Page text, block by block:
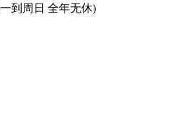
到周日 全年无休)